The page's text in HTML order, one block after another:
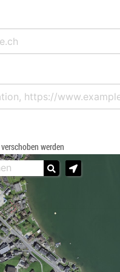
werden